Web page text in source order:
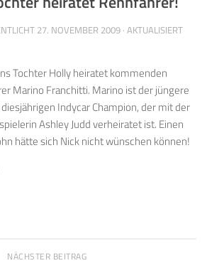
27. NOVEMBER 2009 · AKTUALISIERT
Tochter Holly heiratet kommenden
Marino Franchitti. Marino ist der jüngere
Indycar Champion, der mit der
Ashley Judd verheiratet ist. Einen
hätte sich Nick nicht wünschen können!
NÄCHSTER BEITRAG